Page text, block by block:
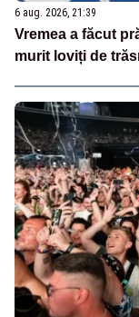
6 aug. 2026, 21:39
Vremea a făcut
murit loviți de